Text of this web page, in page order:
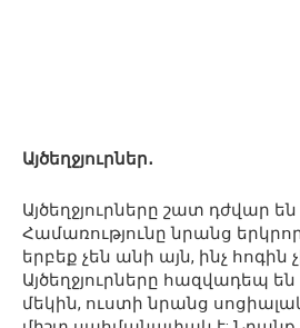
Այծեղջյուրներ․
Այծեղջյուրները շատ դժվար են
Համառությունը նրանց
երբեք չեն անի այն, ինչ հոգին
Այծեղջյուրները հազվադեպ
մեկին, ուստի նրանց